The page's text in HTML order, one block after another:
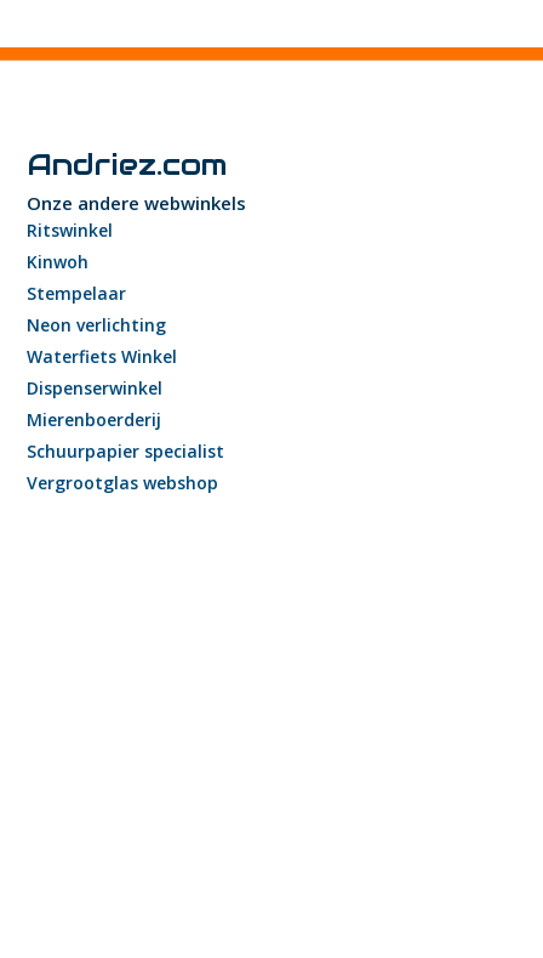
Andriez.com
Onze andere webwinkels
Ritswinkel
Kinwoh
Stempelaar
Neon verlichting
Waterfiets Winkel
Dispenserwinkel
Mierenboerderij
Schuurpapier specialist
Vergrootglas webshop